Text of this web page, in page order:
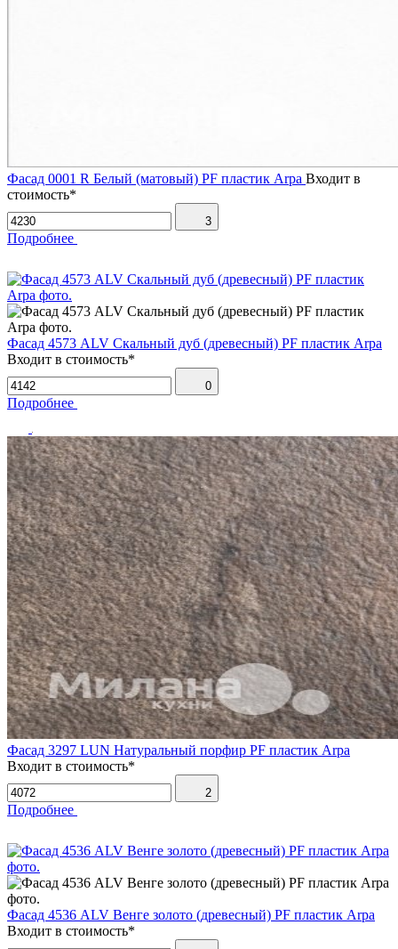
Фасад 0001 R Белый (матовый) PF пластик Arpa Входит в
стоимость*
3
Подробнее
Фасад 4573 ALV Скальный дуб (древесный) PF пластик Arpa
Входит в стоимость*
0
Подробнее
Фасад 3297 LUN Натуральный порфир PF пластик Arpa
Входит в стоимость*
2
Подробнее
Фасад 4536 ALV Венге золото (древесный) PF пластик Arpa
Входит в стоимость*